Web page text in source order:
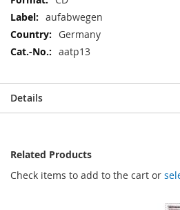
aufabwegen
Germany
aatp13
Details
Related Products
Check items to add to the cart or